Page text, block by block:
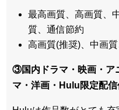
最高画質、高画質、
質、通信節約
高画質(推奨)、中画
③国内ドラマ・映画・ア
マ・洋画・Hulu限定配信